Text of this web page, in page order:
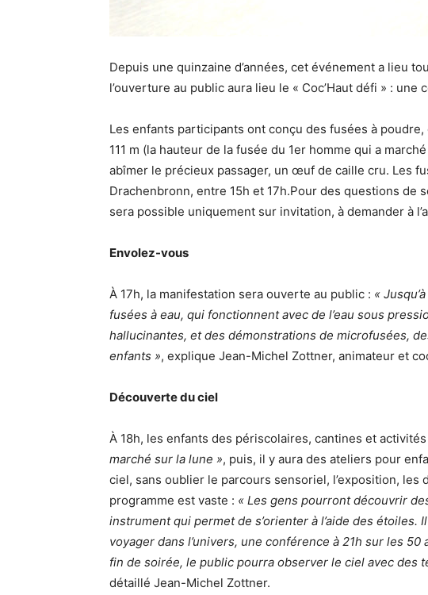
Depuis une quinzaine d’années, cet événement a lieu
l’ouverture au public aura lieu le « Coc’Haut défi » :
Les enfants participants ont conçu des fusées à
111 m (la hauteur de la fusée du 1er homme qui a
abîmer le précieux passager, un œuf de caille cru. Les
Drachenbronn, entre 15h et 17h.Pour des questions de
sera possible uniquement sur invitation, à demander à
Envolez-vous
À 17h, la manifestation sera ouverte au public : «
fusées à eau, qui fonctionnent avec de l’eau sous
hallucinantes, et des démonstrations de microfusées,
enfants », explique Jean-Michel Zottner, animateur et
Découverte du ciel
À 18h, les enfants des périscolaires, cantines et
marché sur la lune », puis, il y aura des ateliers pour
ciel, sans oublier le parcours sensoriel, l’exposition,
programme est vaste : « Les gens pourront découvrir
instrument qui permet de s’orienter à l’aide des étoiles.
voyager dans l’univers, une conférence à 21h sur les
fin de soirée, le public pourra observer le ciel avec des
détaillé Jean-Michel Zottner.